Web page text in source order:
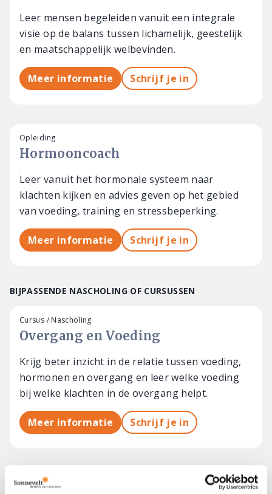
Leer mensen begeleiden vanuit een integrale
visie op de balans tussen lichamelijk, geestelijk
en maatschappelijk welbevinden.
Meer informatie Schrijf je in
Hormooncoach
Opleiding
Leer vanuit het hormonale systeem naar
klachten kijken en advies geven op het gebied
van voeding, training en stressbeperking.
Meer informatie Schrijf je in
BIJPASSENDE NASCHOLING OF CURSUSSEN
Overgang en Voeding
Cursus / Nascholing
Krijg beter inzicht in de relatie tussen voeding,
hormonen en overgang en leer welke voeding
bij welke klachten in de overgang helpt.
Meer informatie Schrijf je in
Cursus / Nascholing